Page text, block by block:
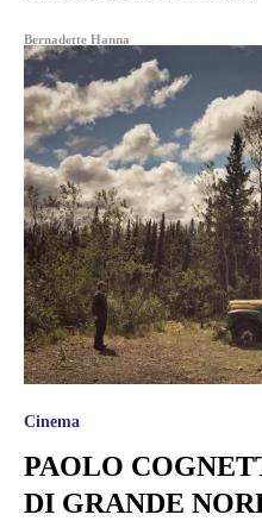
Bernadette Hanna
Cinema
PAOLO
DI GRANDE